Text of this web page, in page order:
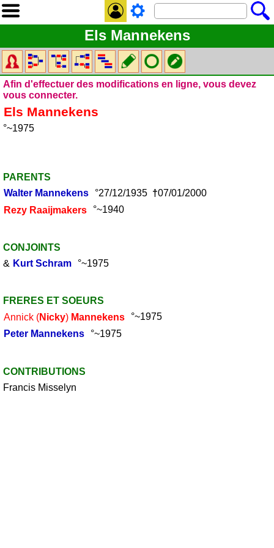
Els Mannekens
Afin d'effectuer des modifications en ligne, vous devez
vous connecter.
Els Mannekens
°~1975
PARENTS
Walter Mannekens °27/12/1935 †07/01/2000
Rezy Raaijmakers °~1940
CONJOINTS
& Kurt Schram °~1975
FRERES ET SOEURS
Annick (Nicky) Mannekens
°~1975
Peter Mannekens °~1975
CONTRIBUTIONS
Francis Misselyn